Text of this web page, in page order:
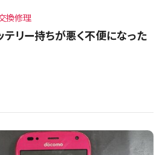
換修理
リー持ちが悪く不便になった